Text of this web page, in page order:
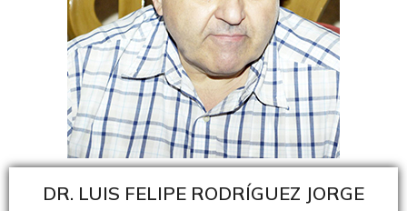
DR. LUIS FELIPE RODRÍGUEZ JORGE